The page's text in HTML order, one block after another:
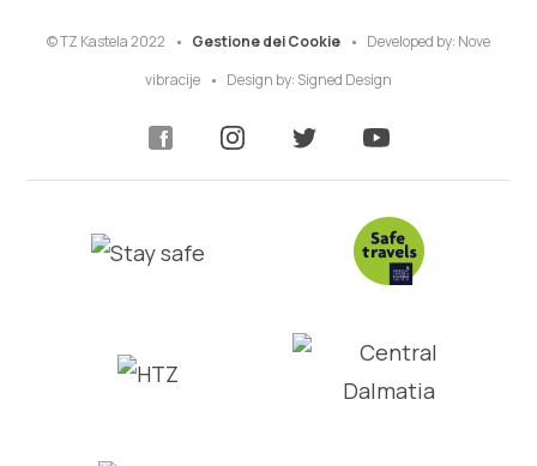
© TZ Kastela 2022 Gestione dei Cookie Developed by: Nove
vibracije
Design by: Signed Design